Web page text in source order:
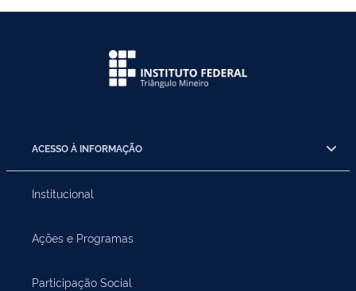
ACESSO À INFORMAÇÃO
Institucional
Ações e Programas
Participação Social